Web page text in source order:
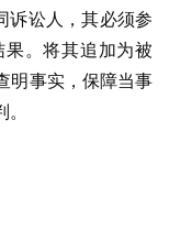
诉讼人，其必须参
。将其追加为被
明事实，保障当事